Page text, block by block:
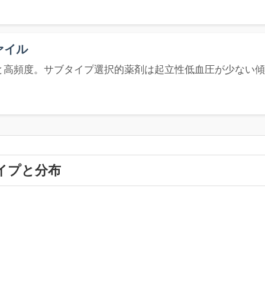
イル
頻度。サブタイプ選択的薬剤は起立性低血圧が少ない傾
プと分布